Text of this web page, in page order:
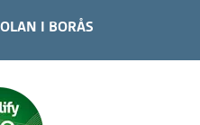
I BORÅS